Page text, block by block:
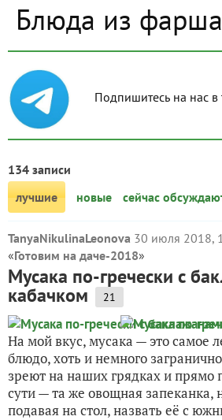
Блюда из фарша
134 записи
лучшие
новые сейчас
TanyaNikulinaLeonova 30 июля 2018,
«Готовим на даче-2018»
Мусака по-гречески с
кабачком 21
На мой вкус, мусака — это самое
блюдо, хоть и немного
зреют на наших грядках и прямо
сути — та же овощная запеканка,
подавая на стол, назвать её с